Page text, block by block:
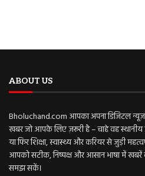
ABOUT US
Bholuchand.com आपका अपना डिजिटल न्यूज़
खबर जो आपके लिए ज़रूरी है – चाहे वह स्थानीय
या फिर शिक्षा, स्वास्थ्य और करियर से जुड़ी
आपको सटीक, निष्पक्ष और आसान भाषा में खबरें
समझ सकें।